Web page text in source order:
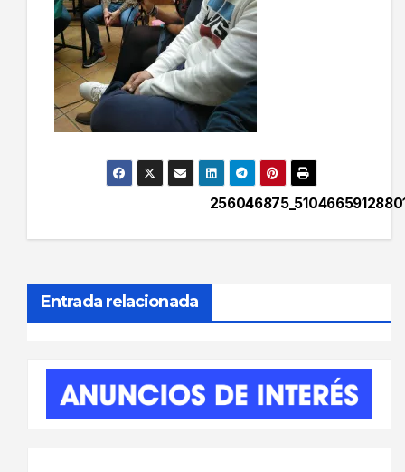
Navegación
de
entradas
Entrada relacionada